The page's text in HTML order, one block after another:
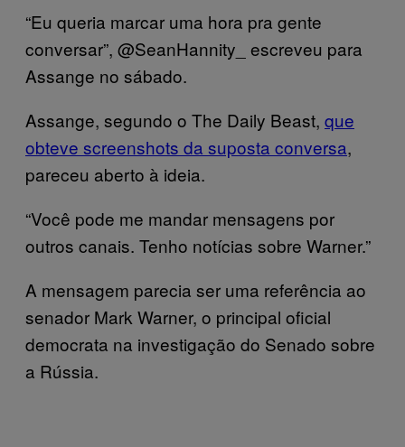
“Eu queria marcar uma hora pra gente
conversar”, @SeanHannity_ escreveu para
Assange no sábado.
Assange, segundo o The Daily Beast, que
obteve screenshots da suposta conversa,
pareceu aberto à ideia.
“Você pode me mandar mensagens por
outros canais. Tenho notícias sobre Warner.”
A mensagem parecia ser uma referência ao
senador Mark Warner, o principal oficial
democrata na investigação do Senado sobre
a Rússia.